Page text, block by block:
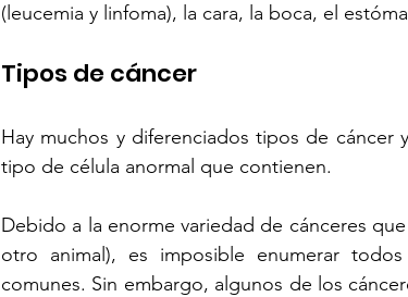
(leucemia y linfoma), la cara, la boca, el
Tipos de cáncer
Hay muchos y diferenciados tipos de
tipo de célula anormal que contienen.
Debido a la enorme variedad de cánceres
otro animal), es imposible enumerar
comunes. Sin embargo, algunos de los